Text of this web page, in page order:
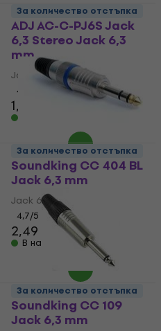
ADJ AC-C-PJ6S Jack
6,3 Stereo Jack 6,3
mm
Jack 6,3 mm
4,4
1,29 €
За количество отстъпка
Soundking CC 404 BL
Jack 6,3 mm
Jack 6,3 mm
4,7/5
2,49 €
В наличност
За количество отстъпка
Soundking CC 109
Jack 6,3 mm
За количество отстъпка